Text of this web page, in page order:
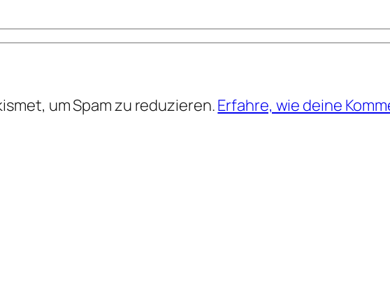
um Spam zu reduzieren.Erfahre, wie deine